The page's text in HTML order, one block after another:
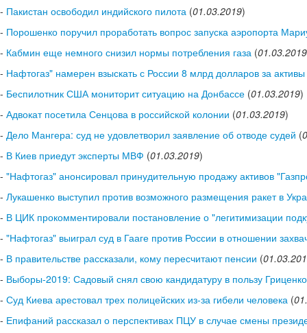
- Пакистан освободил индийского пилота (01.03.2019)
- Порошенко поручил проработать вопрос запуска аэропорта
- Кабмин еще немного снизил нормы потребления газа (01.03.2019
- Нафтогаз" намерен взыскать с России 8 млрд долларов за
- Беспилотник США мониторит ситуацию на Донбассе (01.03.2019)
- Адвокат посетила Сенцова в российской колонии (01.03.2019)
- Дело Мангера: суд не удовлетворил заявление об отводе судей (
- В Киев приедут эксперты МВФ (01.03.2019)
- "Нафтогаз" анонсировал принудительную продажу активов
- Лукашенко выступил против возможного размещения ракет в
- В ЦИК прокомментировали постановление о "легитимизации
- "Нафтогаз" выиграл суд в Гааге против России в отношении
- В правительстве рассказали, кому пересчитают пенсии (
- Выборы-2019: Садовый снял свою кандидатуру в пользу Гриценко
- Суд Киева арестовал трех полицейских из-за гибели человека (
- Епифаний рассказал о перспективах ПЦУ в случае смены